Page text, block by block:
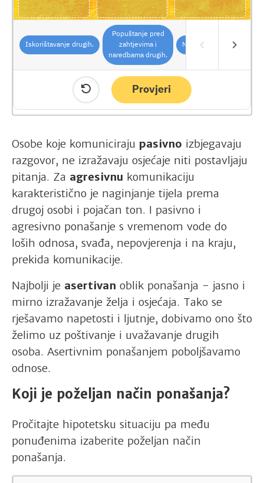
Osobe koje komuniciraju pasivno izbjegavaju
razgovor, ne izražavaju osjećaje niti postavljaju
pitanja. Za agresivnu komunikaciju
karakteristično je naginjanje tijela prema
drugoj osobi i pojačan ton. I pasivno i
agresivno ponašanje s vremenom vode do
loših odnosa, svađa, nepovjerenja i na kraju,
prekida komunikacije.
Najbolji je asertivan oblik ponašanja - jasno i
mirno izražavanje želja i osjećaja. Tako se
rješavamo napetosti i ljutnje, dobivamo ono što
želimo uz poštivanje i uvažavanje drugih
osoba. Asertivnim ponašanjem poboljšavamo
odnose.
Koji je poželjan način ponašanja?
Pročitajte hipotetsku situaciju pa među
ponuđenima izaberite poželjan način
ponašanja.